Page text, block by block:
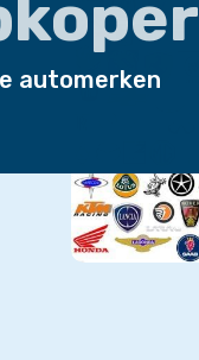
automerken